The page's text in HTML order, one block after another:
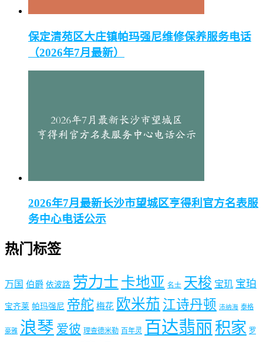
保定清苑区大庄镇帕玛强尼维修保养服务电话
（2026年7月最新）
2026年7月最新长沙市望城区亨得利官方名表服
务中心电话公示
热门标签
万国 伯爵 依波路 劳力士 卡地亚 名士 天梭 宝玑 宝珀
宝齐莱 帕玛强尼 帝舵 梅花 欧米茄 江诗丹顿 沛纳海 泰格
豪雅 浪琴 爱彼 理查德米勒 百年灵 百达翡丽 积家 罗